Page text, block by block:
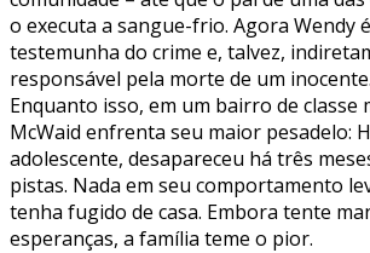
o executa a sangue-frio. Agora Wendy
testemunha do crime e, talvez,
responsável pela morte de um inocente.
Enquanto isso, em um bairro de classe
McWaid enfrenta seu maior pesadelo:
adolescente, desapareceu há três
pistas. Nada em seu comportamento
tenha fugido de casa. Embora tente
esperanças, a família teme o pior.